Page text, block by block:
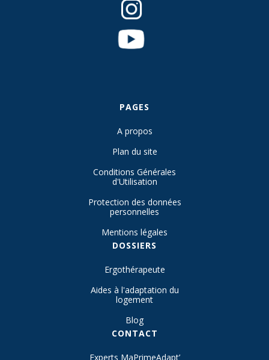
PAGES
A propos
Plan du site
Conditions Générales
d'Utilisation
Protection des données
personnelles
Mentions légales
DOSSIERS
Ergothérapeute
Aides à l'adaptation du
logement
Blog
CONTACT
Experts MaPrimeAdapt’